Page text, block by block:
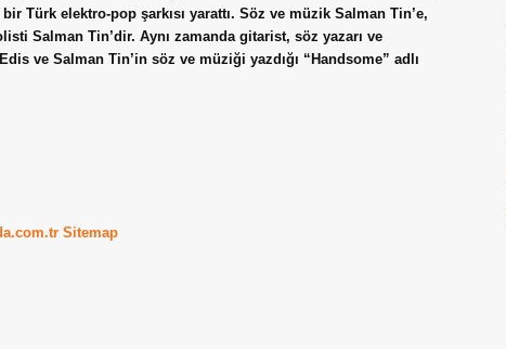
Türk elektro-pop şarkısı yarattı. Söz ve müzik Salman Tin’e,
Salman Tin’dir. Aynı zamanda gitarist, söz yazarı ve
ve Salman Tin’in söz ve müziği yazdığı “Handsome” adlı
Sitemap